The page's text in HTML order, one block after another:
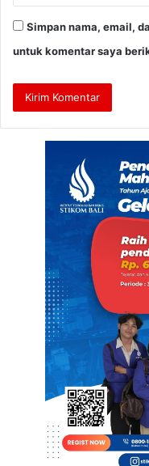
Simpan nama, email,
untuk komentar saya